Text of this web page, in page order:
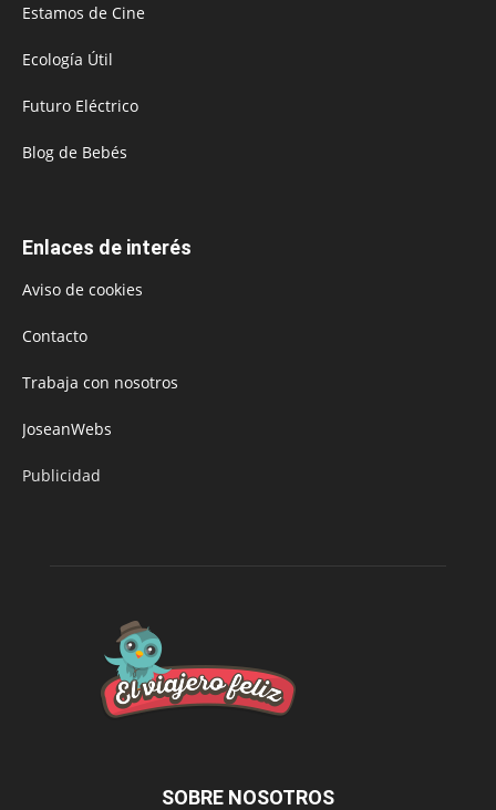
Estamos de Cine
Ecología Útil
Futuro Eléctrico
Blog de Bebés
Enlaces de interés
Aviso de cookies
Contacto
Trabaja con nosotros
JoseanWebs
Publicidad
SOBRE NOSOTROS